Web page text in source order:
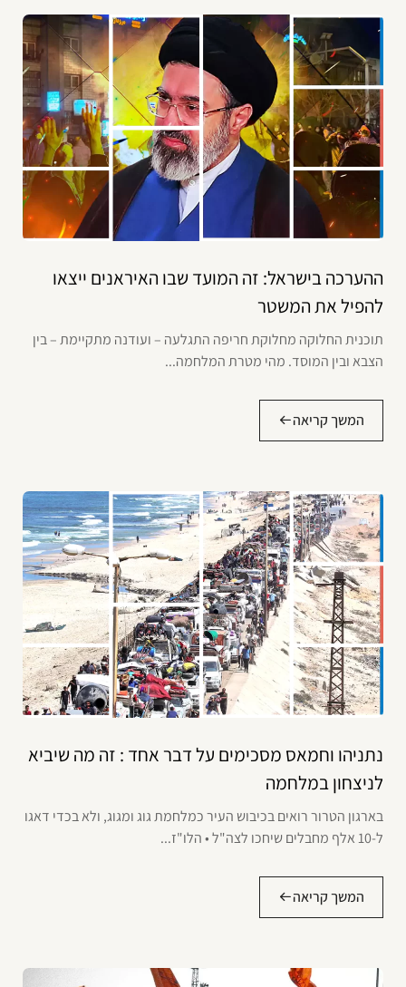
ההערכה בישראל: זה המועד שבו האיראנים ייצאו
להפיל את המשטר
תוכנית החלוקה מחלוקת חריפה התגלעה – ועודנה מתקיימת – בין
הצבא ובין המוסד. מהי מטרת המלחמה...
המשך קריאה
נתניהו וחמאס מסכימים על דבר אחד : זה מה שיביא
לניצחון במלחמה
בארגון הטרור רואים בכיבוש העיר כמלחמת גוג ומגוג, ולא בכדי דאגו
ל-10 אלף מחבלים שיחכו לצה"ל • הלו"ז...
המשך קריאה